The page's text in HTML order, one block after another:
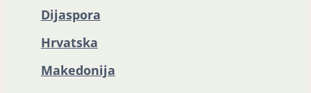
Dijaspora
Hrvatska
Makedonija